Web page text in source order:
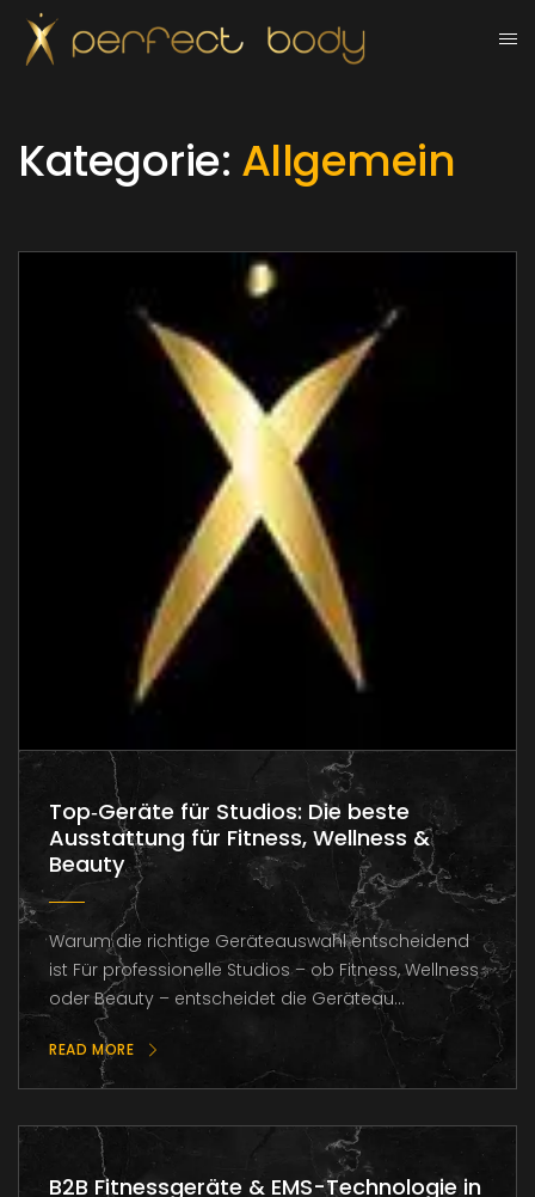
Kategorie: Allgemein
Top‑Geräte für Studios: Die beste
Ausstattung für Fitness, Wellness &
Beauty
Warum die richtige Geräteauswahl entscheidend
ist Für professionelle Studios – ob Fitness, Wellness
oder Beauty – entscheidet die Geräteau...
READ MORE
B2B Fitnessgeräte & EMS-Technologie in